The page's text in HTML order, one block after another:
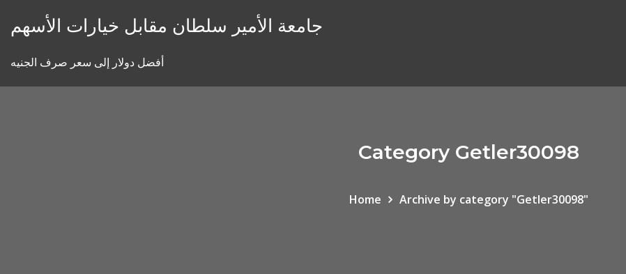
جامعة الأمير سلطان مقابل خيارات الأسهم
أفضل دولار إلى سعر صرف الجنيه
Category Getler30098
Home Archive by category "Getler30098"